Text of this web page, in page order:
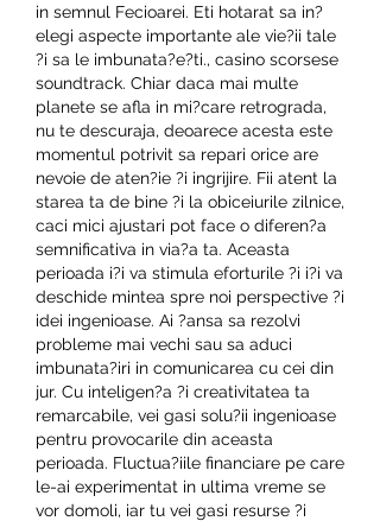
in semnul Fecioarei. Eti hotarat sa in?
elegi aspecte importante ale vie?ii tale
?i sa le imbunata?e?ti., casino scorsese
soundtrack. Chiar daca mai multe
planete se afla in mi?care retrograda,
nu te descuraja, deoarece acesta este
momentul potrivit sa repari orice are
nevoie de aten?ie ?i ingrijire. Fii atent la
starea ta de bine ?i la obiceiurile zilnice,
caci mici ajustari pot face o diferen?a
semnificativa in via?a ta. Aceasta
perioada i?i va stimula eforturile ?i i?i va
deschide mintea spre noi perspective ?i
idei ingenioase. Ai ?ansa sa rezolvi
probleme mai vechi sau sa aduci
imbunata?iri in comunicarea cu cei din
jur. Cu inteligen?a ?i creativitatea ta
remarcabile, vei gasi solu?ii ingenioase
pentru provocarile din aceasta
perioada. Fluctua?iile financiare pe care
le-ai experimentat in ultima vreme se
vor domoli, iar tu vei gasi resurse ?i